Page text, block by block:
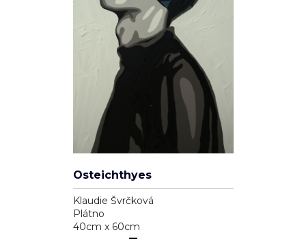
Odraz duše
Ivana Brázdová
100cm x 70cm
16 000 Kč